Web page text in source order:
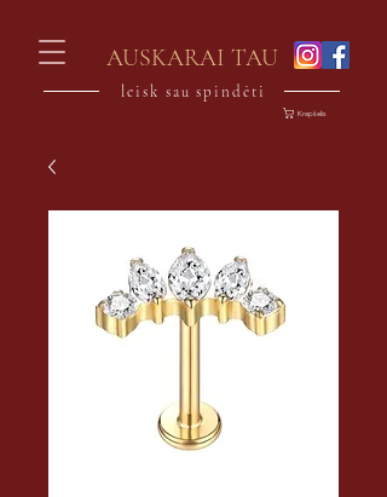
AUSKARAI TAU
leisk sau spindėti
Krepšelis